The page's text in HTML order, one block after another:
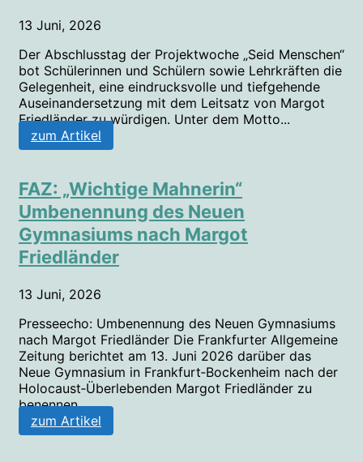
13 Juni, 2026
Der Abschlusstag der Projektwoche „Seid Menschen“
bot Schülerinnen und Schülern sowie Lehrkräften die
Gelegenheit, eine eindrucksvolle und tiefgehende
Auseinandersetzung mit dem Leitsatz von Margot
Friedländer zu würdigen. Unter dem Motto...
zum Artikel
FAZ: „Wichtige Mahnerin“
Umbenennung des Neuen
Gymnasiums nach Margot
Friedländer
13 Juni, 2026
Presseecho: Umbenennung des Neuen Gymnasiums
nach Margot Friedländer Die Frankfurter Allgemeine
Zeitung berichtet am 13. Juni 2026 darüber das
Neue Gymnasium in Frankfurt‑Bockenheim nach der
Holocaust‑Überlebenden Margot Friedländer zu
benennen...
zum Artikel